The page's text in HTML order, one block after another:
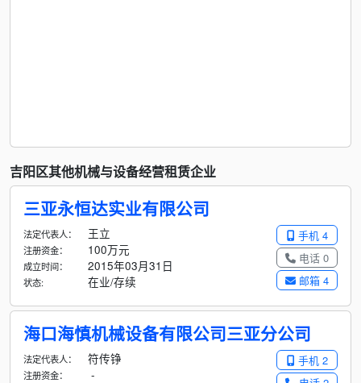
吉阳区其他机械与设备经营租赁企业
三亚永恒达实业有限公司
手机 4
电话 0
邮箱 4
法定代表人： 王立
注册资金： 100万元
成立时间： 2015年03月31日
状态: 在业/存续
海口海慎机械设备有限公司三亚分公司
手机 2
法定代表人： 符传铮
注册资金：
-